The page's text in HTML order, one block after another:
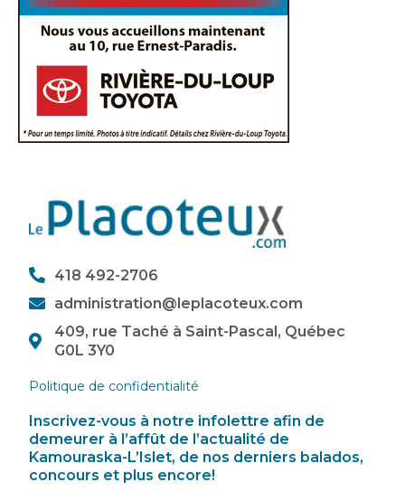
418 492-2706
administration@leplacoteux.com
409, rue Taché à Saint-Pascal, Québec
G0L 3Y0
Politique de confidentialité
Inscrivez-vous à notre infolettre afin de
demeurer à l’affût de l’actualité de
Kamouraska-L’Islet, de nos derniers balados,
concours et plus encore!